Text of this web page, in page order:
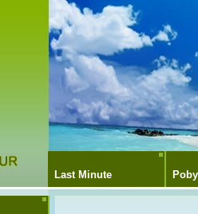
Last Minute